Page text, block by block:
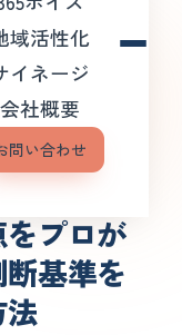
域活性化
イネージ
会社概要
問い合わせ
プロが…
プロが
基準を